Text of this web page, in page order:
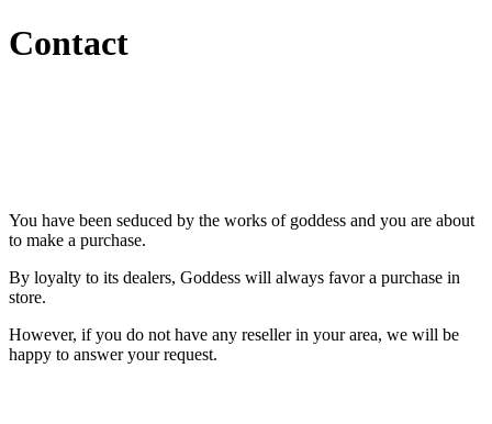
Contact
You have been seduced by the works of goddess and you are about
to make a purchase.
By loyalty to its dealers, Goddess will always favor a purchase in
store.
However, if you do not have any reseller in your area, we will be
happy to answer your request.